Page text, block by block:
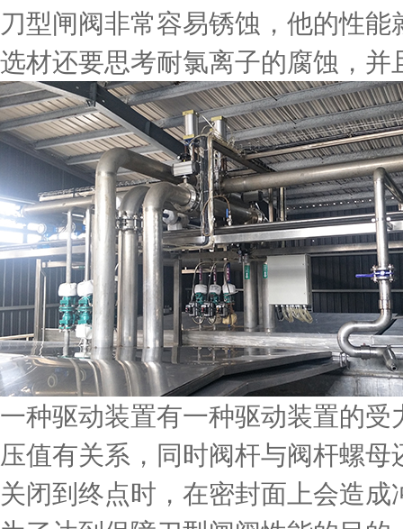
刀型闸阀非常容易锈蚀，他的性
选材还要思考耐氯离子的腐蚀，
一种驱动装置有一种驱动装置的
压值有关系，同时阀杆与阀杆螺
关闭到终点时，在密封面上会造成